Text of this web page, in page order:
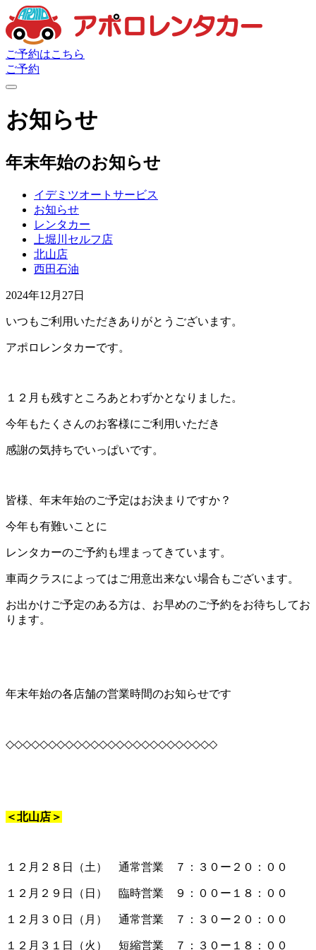
ご予約はこちら
ご予約
お知らせ
年末年始のお知らせ
イデミツオートサービス
お知らせ
レンタカー
上堀川セルフ店
北山店
西田石油
2024年12月27日
いつもご利用いただきありがとうございます。
アポロレンタカーです。
１２月も残すところあとわずかとなりました。
今年もたくさんのお客様にご利用いただき
感謝の気持ちでいっぱいです。
皆様、年末年始のご予定はお決まりですか？
今年も有難いことに
レンタカーのご予約も埋まってきています。
車両クラスによってはご用意出来ない場合もございます。
お出かけご予定のある方は、お早めのご予約をお待ちしてお
ります。
年末年始の各店舗の営業時間のお知らせです
◇◇◇◇◇◇◇◇◇◇◇◇◇◇◇◇◇◇◇◇◇◇◇◇◇
＜北山店＞
１２月２８日（土） 通常営業 ７：３０ー２０：００
１２月２９日（日） 臨時営業 ９：００ー１８：００
１２月３０日（月） 通常営業 ７：３０ー２０：００
１２月３１日（火） 短縮営業 ７：３０ー１８：００